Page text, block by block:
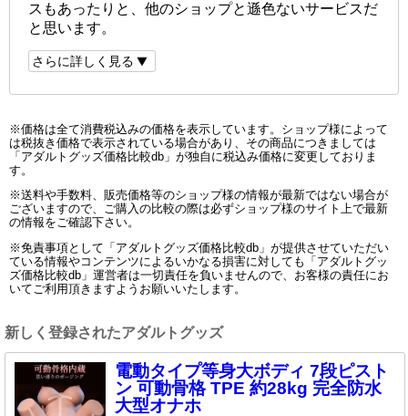
スもあったりと、他のショップと遜色ないサービスだ
と思います。
さらに詳しく見る
※価格は全て消費税込みの価格を表示しています。ショップ様によって
は税抜き価格で表示されている場合があり、その商品につきましては
「アダルトグッズ価格比較db」が独自に税込み価格に変更しておりま
す。
※送料や手数料、販売価格等のショップ様の情報が最新ではない場合が
ございますので、ご購入の比較の際は必ずショップ様のサイト上で最新
の情報をご確認下さい。
※免責事項として「アダルトグッズ価格比較db」が提供させていただい
ている情報やコンテンツによるいかなる損害に対しても「アダルトグッ
ズ価格比較db」運営者は一切責任を負いませんので、お客様の責任にお
いてご利用頂きますようお願いいたします。
新しく登録されたアダルトグッズ
電動タイプ等身大ボディ 7段ピスト
ン 可動骨格 TPE 約28kg 完全防水
大型オナホ